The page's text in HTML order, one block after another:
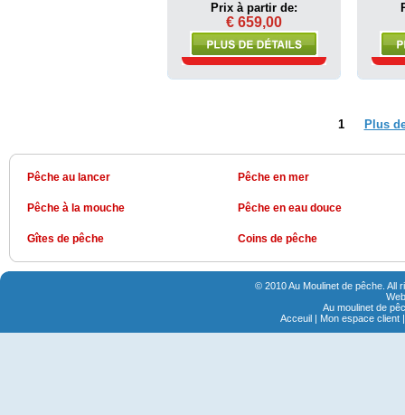
Prix à partir de:
€ 659,00
1 Plus
Pêche au lancer Pêche en mer
Pêche à la mouche Pêche en eau douce
Gîtes de pêche Coins de pêche
© 2010 Au Moulinet de pêche. All
Au moulinet de
Acceuil | Mon espace client